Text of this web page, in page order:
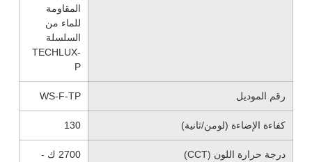
المقاومة
للماء من
السلسلة
TECHLUX-
P
رقم الموديل WS-F-TP
كفاءة الإضاءة (لومن/ثانية) 130
درجة حرارة اللون (CCT)
2700 ك -